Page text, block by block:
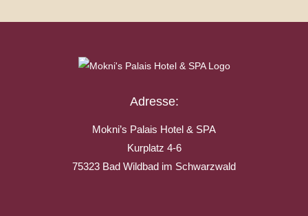
Adresse:
Mokni’s Palais Hotel & SPA
Kurplatz 4-6
75323 Bad Wildbad im Schwarzwald